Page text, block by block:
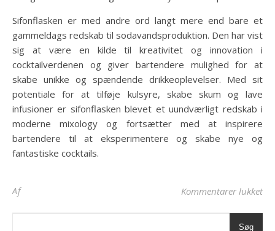
Sifonflasken er med andre ord langt mere end bare et
gammeldags redskab til sodavandsproduktion. Den har vist
sig at være en kilde til kreativitet og innovation i
cocktailverdenen og giver bartendere mulighed for at
skabe unikke og spændende drikkeoplevelser. Med sit
potentiale for at tilføje kulsyre, skabe skum og lave
infusioner er sifonflasken blevet et uundværligt redskab i
moderne mixology og fortsætter med at inspirere
bartendere til at eksperimentere og skabe nye og
fantastiske cocktails.
Af Kommentarer lukkettil
Søg